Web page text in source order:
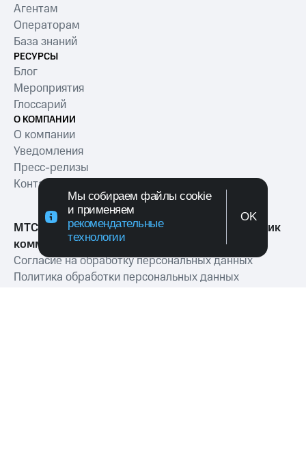
Мы собираем файлы cookie
и применяем
рекомендательные
технологии
OK
Агентам
Операторам
База знаний
РЕСУРСЫ
Блог
Мероприятия
Глоссарий
О КОМПАНИИ
О компании
Уведомления
Пресс-релизы
Контакты
МТС Exolve (АО «МТТ») — ведущий разработчик
коммуникационных решений для бизнеса
Согласие на обработку персональных данных
Политика обработки персональных данных